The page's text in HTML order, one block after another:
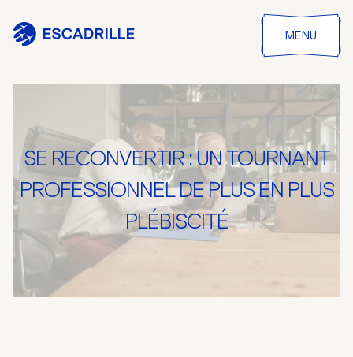
MENU
SE RECONVERTIR : UN TOURNANT
PROFESSIONNEL DE PLUS EN PLUS
PLÉBISCITÉ